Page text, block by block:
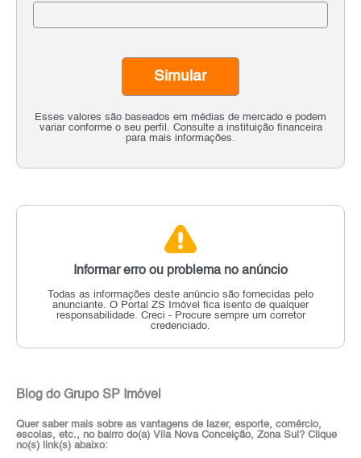
Esses valores são baseados em médias de mercado e podem
variar conforme o seu perfil. Consulte a instituição financeira
para mais informações.
Simular
Informar erro ou problema no anúncio
Todas as informações deste anúncio são fornecidas pelo
anunciante. O Portal ZS Imóvel fica isento de qualquer
responsabilidade. Creci - Procure sempre um corretor
credenciado.
Blog do Grupo SP Imóvel
Quer saber mais sobre as vantagens de lazer, esporte, comércio,
escolas, etc., no bairro do(a) Vila Nova Conceição, Zona Sul? Clique
no(s) link(s) abaixo: